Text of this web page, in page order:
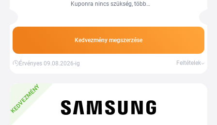
Kuponra nincs szükség, több
Kedvezmény megszerzése
Érvényes 09.08.2026-ig Feltételek
KEDVEZMÉNY